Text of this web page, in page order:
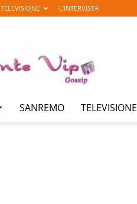
TELEVISIONE L’INTERVISTA
SANREMO TELEVISIONE